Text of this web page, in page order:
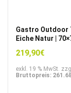
Gastro Outdoor
Eiche Natur |
219,90€
exkl. 19 % MwSt.
Bruttopreis: